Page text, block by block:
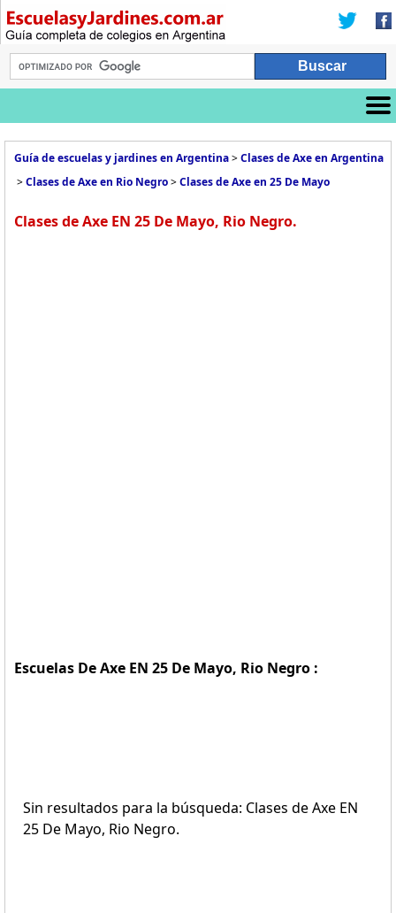
Guía de escuelas y jardines en Argentina>Clases de Axe en Argentina
>Clases de Axe en Rio Negro>Clases de Axe en 25 De Mayo
Clases de Axe EN 25 De Mayo, Rio Negro.
Escuelas De Axe EN 25 De Mayo, Rio Negro :
Sin resultados para la búsqueda: Clases de Axe EN
25 De Mayo, Rio Negro.